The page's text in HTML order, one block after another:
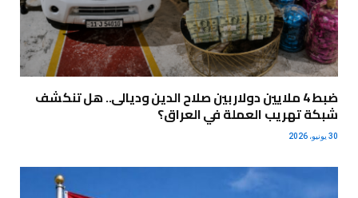
ضبط 4 ملايين دولار بين صلاح الدين وديالى.. هل تنكشف
شبكة تهريب العملة في العراق؟
30 يونيو، 2026